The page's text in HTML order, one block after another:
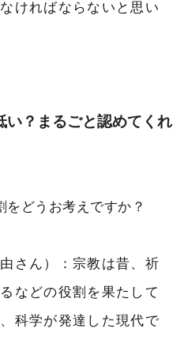
ければならないと思い
い？まるごと認めてくれ
をどうお考えですか？
さん）：宗教は昔、祈
などの役割を果たして
科学が発達した現代で